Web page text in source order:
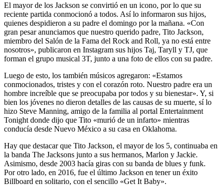
El mayor de los Jackson se convirtió en un icono, por lo que su
reciente partida conmocionó a todos. Así lo informaron sus hijos,
quienes despidieron a su padre el domingo por la mañana. «Con
gran pesar anunciamos que nuestro querido padre, Tito Jackson,
miembro del Salón de la Fama del Rock and Roll, ya no está entre
nosotros», publicaron en Instagram sus hijos Taj, Taryll y TJ, que
forman el grupo musical 3T, junto a una foto de ellos con su padre.
Luego de esto, los también músicos agregaron: «Estamos
conmocionados, tristes y con el corazón roto. Nuestro padre era un
hombre increíble que se preocupaba por todos y su bienestar». Y, si
bien los jóvenes no dieron detalles de las causas de su muerte, sí lo
hizo Steve Manning, amigo de la familia al portal Entertainment
Tonight donde dijo que Tito «murió de un infarto» mientras
conducía desde Nuevo México a su casa en Oklahoma.
Hay que destacar que Tito Jackson, el mayor de los 5, continuaba en
la banda The Jacksons junto a sus hermanos, Marlon y Jackie.
Asimismo, desde 2003 hacía giras con su banda de blues y funk.
Por otro lado, en 2016, fue el último Jackson en tener un éxito
Billboard en solitario, con el sencillo «Get It Baby».